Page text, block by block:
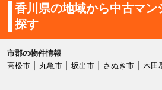
香川県の地域から中古マン
探す
市郡の物件情報
高松市
丸亀市 坂出市 さぬき市 木田